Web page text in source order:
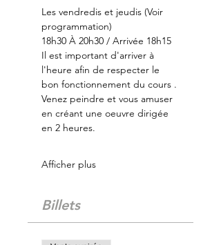
Les vendredis et jeudis (Voir
programmation)
18h30 À 20h30 / Arrivée 18h15
Il est important d'arriver à
l'heure afin de respecter le
bon fonctionnement du cours .
Venez peindre et vous amuser
en créant une oeuvre dirigée
en 2 heures.
Afficher plus
Billets